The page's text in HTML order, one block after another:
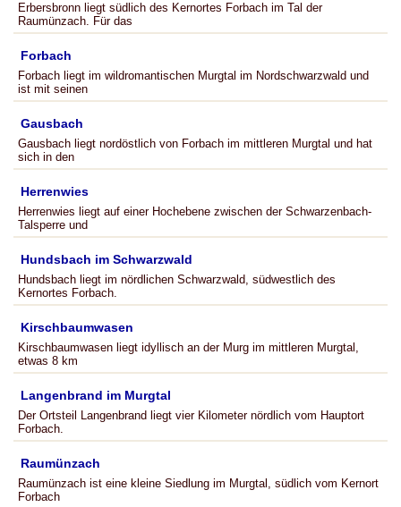
Erbersbronn liegt südlich des Kernortes Forbach im Tal der
Raumünzach. Für das
Forbach
Forbach liegt im wildromantischen Murgtal im Nordschwarzwald und
ist mit seinen
Gausbach
Gausbach liegt nordöstlich von Forbach im mittleren Murgtal und hat
sich in den
Herrenwies
Herrenwies liegt auf einer Hochebene zwischen der Schwarzenbach-
Talsperre und
Hundsbach im Schwarzwald
Hundsbach liegt im nördlichen Schwarzwald, südwestlich des
Kernortes Forbach.
Kirschbaumwasen
Kirschbaumwasen liegt idyllisch an der Murg im mittleren Murgtal,
etwas 8 km
Langenbrand im Murgtal
Der Ortsteil Langenbrand liegt vier Kilometer nördlich vom Hauptort
Forbach.
Raumünzach
Raumünzach ist eine kleine Siedlung im Murgtal, südlich vom Kernort
Forbach